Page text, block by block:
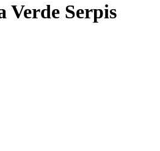
Verde Serpis